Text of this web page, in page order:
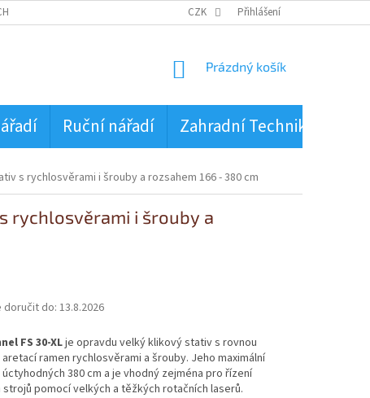
OSOBNÍCH ÚDAJŮ CZK Přihlášení
NÁKUPNÍ
Prázdný košík
Ruční nářadí Zahradní Technika
s rychlosvěrami i šrouby a rozsahem 166 - 380 cm
rychlosvěrami i šrouby a
doručit do:13.8.2026
FS 30-XLje opravdu velký klikový stativ s rovnou
aretací ramen rychlosvěrami a šrouby. Jeho maximální
380 cm a je vhodný zejména pro řízení
strojů pomocí velkých a těžkých rotačních laserů.